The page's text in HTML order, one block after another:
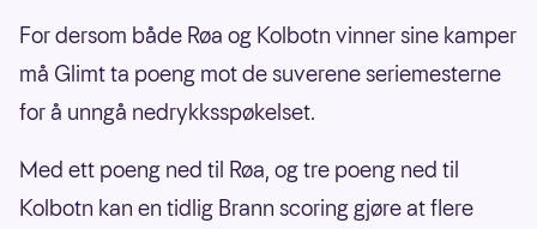
For dersom både Røa og Kolbotn vinner sine kamper
må Glimt ta poeng mot de suverene seriemesterne
for å unngå nedrykksspøkelset.
Med ett poeng ned til Røa, og tre poeng ned til
Kolbotn kan en tidlig Brann scoring gjøre at flere